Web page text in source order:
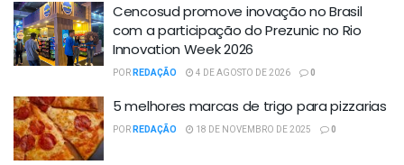
Cencosud promove inovação no Brasil
com a participação do Prezunic no Rio
Innovation Week 2026
PORREDAÇÃO 4 DE AGOSTO DE 2026 0
5 melhores marcas de trigo para pizzarias
PORREDAÇÃO 18 DE NOVEMBRO DE 2025 0